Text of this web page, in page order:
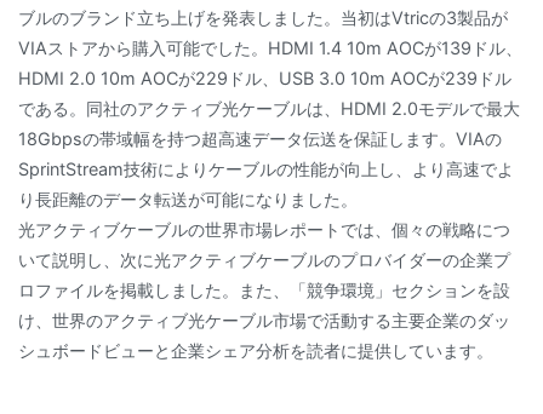
ブルのブランド立ち上げを発表しました。当初はVtricの3製品が
VIAストアから購入可能でした。HDMI 1.4 10m AOCが139ドル、
HDMI 2.0 10m AOCが229ドル、USB 3.0 10m AOCが239ドル
である。同社のアクティブ光ケーブルは、HDMI 2.0モデルで最大
18Gbpsの帯域幅を持つ超高速データ伝送を保証します。VIAの
SprintStream技術によりケーブルの性能が向上し、より高速でよ
り長距離のデータ転送が可能になりました。
光アクティブケーブルの世界市場レポートでは、個々の戦略につ
いて説明し、次に光アクティブケーブルのプロバイダーの企業プ
ロファイルを掲載しました。また、「競争環境」セクションを設
け、世界のアクティブ光ケーブル市場で活動する主要企業のダッ
シュボードビューと企業シェア分析を読者に提供しています。